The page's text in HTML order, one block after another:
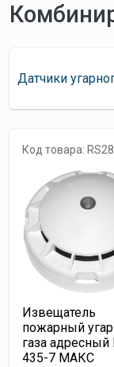
Датчики
Код товара:
Извещатель
пожарный
газа
435-7 МАКС